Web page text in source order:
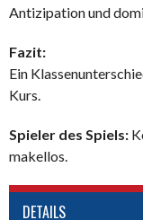
Antizipation und
Fazit:
Ein
Kurs.
Spieler des Spiels:
makellos.
DETAILS